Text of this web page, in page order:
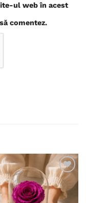
ul web în acest
comentez.
Adaugă
în
wishlist